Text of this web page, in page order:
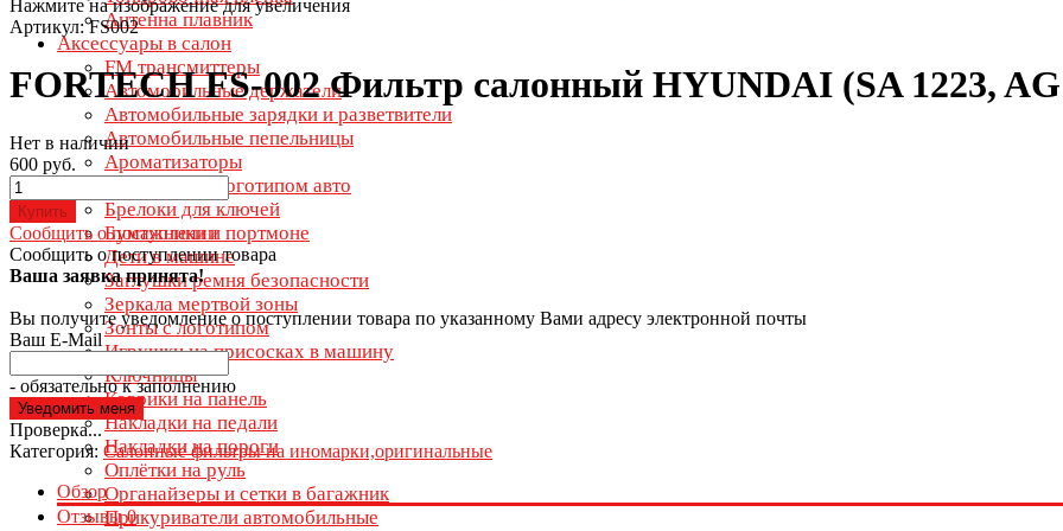
Антенна плавник
Аксессуары в салон
FM трансмиттеры
Автомобильные держатели
Автомобильные зарядки и разветвители
Автомобильные пепельницы
Ароматизаторы
Бейсболки с логотипом авто
Брелоки для ключей
Бумажники и портмоне
Дети в машине
Заглушки ремня безопасности
Зеркала мертвой зоны
Зонты с логотипом
Игрушки на присосках в машину
Ключницы
Коврики на панель
Накладки на педали
Накладки на пороги
Оплётки на руль
Органайзеры и сетки в багажник
Прикуриватели автомобильные
Нажмите на изображение для увеличения
Артикул: FS002
FORTECH FS-002 Фильтр салонный HYUNDAI (SA 1223,
Нет в наличии
600 руб.
Купить
Сообщить о поступлении
Сообщить о поступлении товара
Ваша заявка принята!
Вы получите уведомление о поступлении товара по указанному Вами адресу электронной почты
Ваш E-Mail
- обязательно к заполнению
Проверка...
Категория: Салонные фильтры на иномарки,оригинальные
Обзор
Отзывы0